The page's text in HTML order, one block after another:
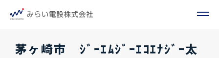
茅ヶ崎市 ｼﾞｰｴﾑｼﾞｰｴｺｴﾅｼﾞｰ太